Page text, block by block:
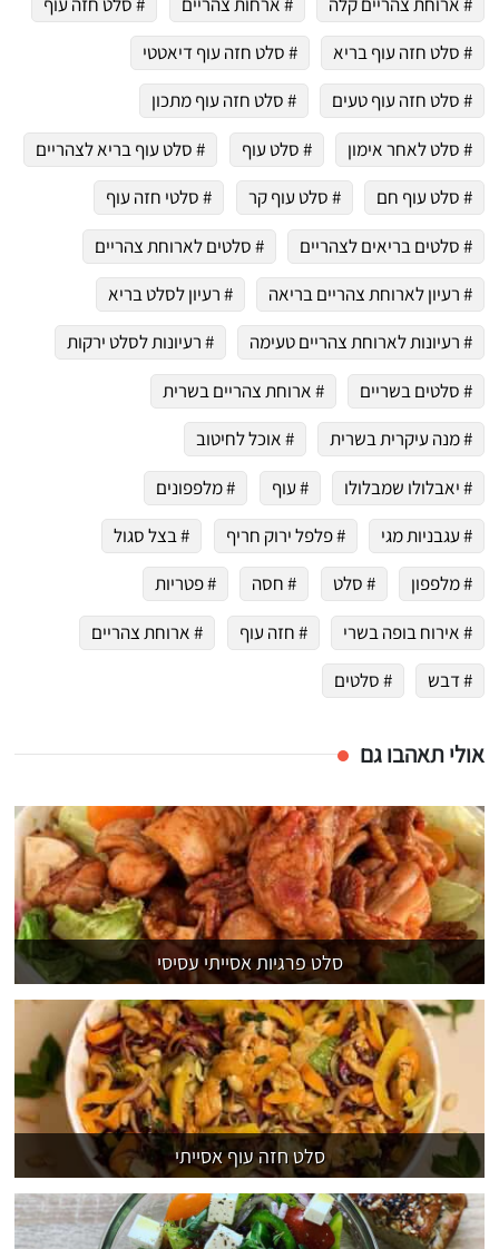
# סלט חזה עוף בריא
# סלט חזה עוף דיאטטי
# סלט חזה עוף טעים
# סלט חזה עוף מתכון
# סלט לאחר אימון
# סלט עוף
# סלט עוף בריא לצהריים
# סלט עוף חם
# סלט עוף קר
# סלטי חזה עוף
# סלטים בריאים לצהריים
# סלטים לארוחת צהריים
# רעיון לארוחת צהריים בריאה
# רעיון לסלט בריא
# רעיונות לארוחת צהריים טעימה
# רעיונות לסלט ירקות
# סלטים בשריים
# ארוחת צהריים בשרית
# מנה עיקרית בשרית
# אוכל לחיטוב
# יאבלולו שמבלולו
# עוף
# מלפפונים
# עגבניות מגי
# פלפל ירוק חריף
# בצל סגול
# מלפפון
# סלט # חסה
# פטריות
# אירוח בופה בשרי
# חזה עוף
# ארוחת צהריים
# דבש
# סלטים
אולי תאהבו גם
סלט פרגיות אסייתי עסיסי
סלט חזה עוף אסייתי